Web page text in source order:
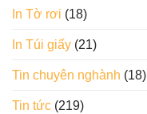
In Tờ rơi (18)
In Túi giấy (21)
Tin chuyên nghành (18)
Tin tức (219)